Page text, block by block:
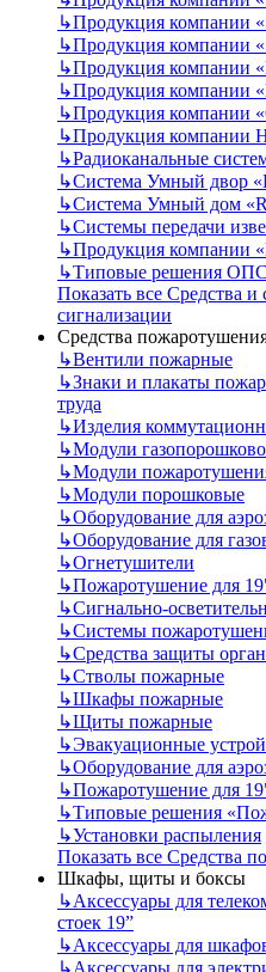
↳Продукция компании
↳Продукция компании
↳Продукция компании
↳Продукция компании
↳Продукция компании
↳Продукция компании
↳Радиоканальные
↳Система Умный двор
↳Система Умный дом
↳Системы передачи
↳Продукция компании
↳Типовые решения ОПС
Показать все Средства
сигнализации
Средства
↳Вентили пожарные
↳Знаки и плакаты
труда
↳Изделия
↳Модули
↳Модули
↳Модули порошковые
↳Оборудование для
↳Оборудование для
↳Огнетушители
↳Пожаротушение для
↳Сигнально-
↳Системы
↳Средства защиты
↳Стволы пожарные
↳Шкафы пожарные
↳Щиты пожарные
↳Эвакуационные
↳Оборудование для
↳Пожаротушение для
↳Типовые решения
↳Установки распыления
Показать все Средства
Шкафы, щиты и боксы
↳Аксессуары для
стоек 19”
↳Аксессуары для
↳Аксессуары для